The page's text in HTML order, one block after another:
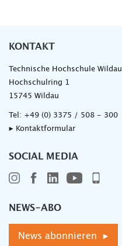
KONTAKT
Technische Hochschule Wildau
Hochschulring 1
15745 Wildau
Tel: +49 (0) 3375 / 508 - 300
▸ Kontaktformular
SOCIAL MEDIA
NEWS-ABO
News abonnieren ▸